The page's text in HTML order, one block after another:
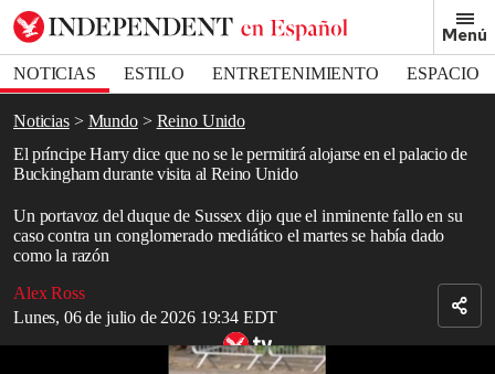
Menú
NOTICIAS ESTILO ENTRETENIMIENTO
ESPACIO
DEPORTES
Noticias Mundo
Reino Unido
El príncipe Harry dice que no se le permitirá alojarse en el palacio de
Buckingham durante visita al Reino Unido
Un portavoz del duque de Sussex dijo que el inminente fallo en su
caso contra un conglomerado mediático el martes se había dado
como la razón
Alex Ross
Lunes, 06 de julio de 2026 19:34 EDT
Bookmark popover
Removed from bookmarks
Close popover
Relacionado: la persistente crisis familiar entre el rey Carlos III y el